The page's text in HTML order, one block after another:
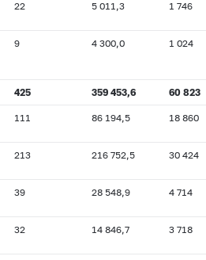
22 5 011,3 1 746
9 4 300,0 1 024
425 359 453,6 60 823
111 86 194,5 18 860
213 216 752,5 30 424
39 28 548,9 4 714
32 14 846,7 3 718